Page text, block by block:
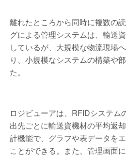
離れたところから同時に複数の
グによる管理システムは、輸送
しているが、大規模な物流現場
り、小規模なシステムの構築や
た。
ロジビューアは、RFIDシステム
出先ごとに輸送資機材の平均返
計機能で、グラフや表データを
ことができる。また、管理画面